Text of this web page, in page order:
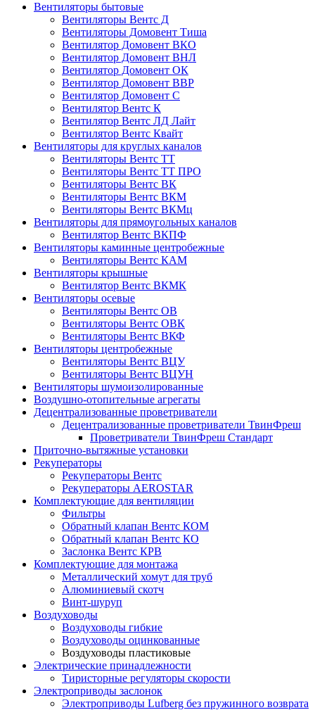
Вентиляторы бытовые
Вентиляторы Вентс Д
Вентиляторы Домовент Тиша
Вентилятор Домовент ВКО
Вентилятор Домовент ВНЛ
Вентилятор Домовент ОК
Вентилятор Домовент ВВР
Вентилятор Домовент С
Вентилятор Вентс К
Вентилятор Вентс ЛД Лайт
Вентилятор Вентс Квайт
Вентиляторы для круглых каналов
Вентиляторы Вентс ТТ
Вентиляторы Вентс ТТ ПРО
Вентиляторы Вентс ВК
Вентиляторы Вентс ВКМ
Вентиляторы Вентс ВКМц
Вентиляторы для прямоугольных каналов
Вентилятор Вентс ВКПФ
Вентиляторы каминные центробежные
Вентиляторы Вентс КАМ
Вентиляторы крышные
Вентилятор Вентс ВКМК
Вентиляторы осевые
Вентиляторы Вентс ОВ
Вентиляторы Вентс ОВК
Вентиляторы Вентс ВКФ
Вентиляторы центробежные
Вентиляторы Вентс ВЦУ
Вентиляторы Вентс ВЦУН
Вентиляторы шумоизолированные
Воздушно-отопительные агрегаты
Децентрализованные проветриватели
Децентрализованные проветриватели ТвинФреш
Проветриватели ТвинФреш Стандарт
Приточно-вытяжные установки
Рекуператоры
Рекуператоры Вентс
Рекуператоры AEROSTAR
Комплектующие для вентиляции
Фильтры
Обратный клапан Вентс КОМ
Обратный клапан Вентс КО
Заслонка Вентс КРВ
Комплектующие для монтажа
Металлический хомут для труб
Алюминиевый скотч
Винт-шуруп
Воздуховоды
Воздуховоды гибкие
Воздуховоды оцинкованные
Воздуховоды пластиковые
Электрические принадлежности
Тиристорные регуляторы скорости
Электроприводы заслонок
Электроприводы Lufberg без пружинного возврата